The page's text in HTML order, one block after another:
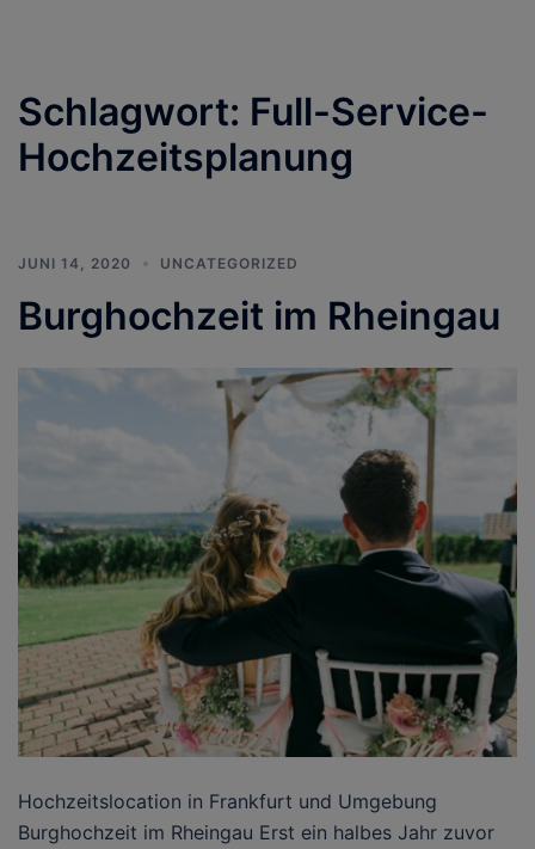
Schlagwort: Full-Service-
Hochzeitsplanung
JUNI 14, 2020 UNCATEGORIZED
Burghochzeit im Rheingau
Hochzeitslocation in Frankfurt und Umgebung
Burghochzeit im Rheingau Erst ein halbes Jahr zuvor